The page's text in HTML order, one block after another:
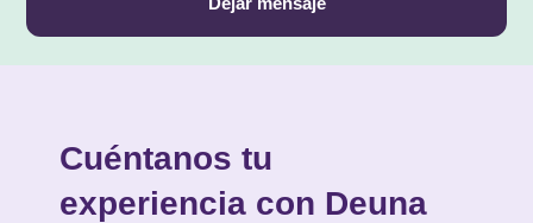
Cuéntanos tu
experiencia con Deuna